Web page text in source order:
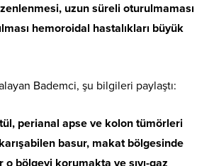
uzun süreli oturulmaması
hemoroidal hastalıkları büyük
Bademci, şu bilgileri paylaştı:
perianal apse ve kolon tümörleri
basur, makat bölgesinde
bölgeyi korumakta ve sıvı-gaz